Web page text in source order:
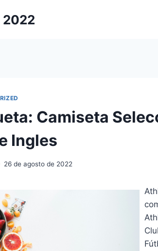
2022
Camiseta
Ingles
26 de agosto de 2022